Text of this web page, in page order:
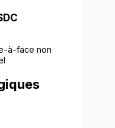
à-face non